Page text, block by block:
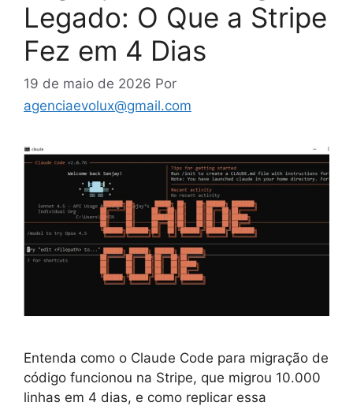
Legado: O Que a Stripe
Fez em 4 Dias
19 de maio de 2026 Por
agenciaevolux@gmail.com
Entenda como o Claude Code para migração de
código funcionou na Stripe, que migrou 10.000
linhas em 4 dias, e como replicar essa